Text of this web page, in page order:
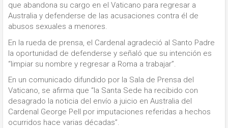
que abandona su cargo en el Vaticano para regresar a
Australia y defenderse de las acusaciones contra él de
abusos sexuales a menores.
En la rueda de prensa, el Cardenal agradeció al Santo Padre
la oportunidad de defenderse y señaló que su intención es
“limpiar su nombre y regresar a Roma a trabajar”.
En un comunicado difundido por la Sala de Prensa del
Vaticano, se afirma que “la Santa Sede ha recibido con
desagrado la noticia del envío a juicio en Australia del
Cardenal George Pell por imputaciones referidas a hechos
ocurridos hace varias décadas”.